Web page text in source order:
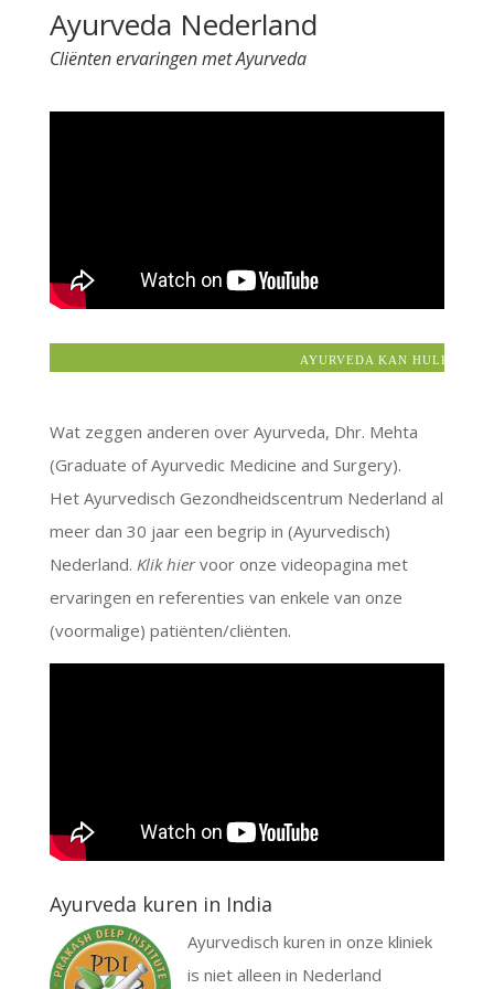
e
r
:
Ayurveda Nederland
Cliënten ervaringen met Ayurveda
AYURVEDA KAN HULP
Wat zeggen anderen over Ayurveda, Dhr. Mehta
(Graduate of Ayurvedic Medicine and Surgery).
Het Ayurvedisch Gezondheidscentrum Nederland al
meer dan 30 jaar een begrip in (Ayurvedisch)
Nederland. Klik hiervoor onze videopagina met
ervaringen en referenties van enkele van onze
(voormalige) patiënten/cliënten.
Ayurveda kuren in India
Ayurvedisch kuren in onze kliniek
is niet alleen in Nederland